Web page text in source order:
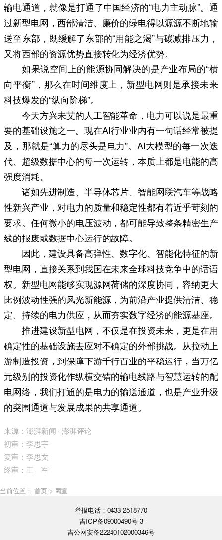
输电通道，就像是打通了中国经济的“电力主动脉”。通
过新型电网，西部清洁、廉价的绿电得以源源不断地输
送至东部，既缓解了东部的“用能之渴”与碳减排压力，
又将西部的资源优势直接转化为经济优势。
如果说空间上的能源协同解决的是产业布局的“横
向平衡”，那么在时间维度上，新型电网则是承接未来
科技爆发的“纵向阶梯”。
今天方兴未艾的人工智能革命，电力可以说是最重
要的基础设施之一。现在AI行业业内有一句话经常被提
及，那就是“算力的尽头是电力”。AI大模型的每一次迭
代、超级数据中心的每一次运转，本质上都是电能的高
强度消耗。
诸如先进制造、半导体芯片、智能网联汽车等战略
性新兴产业，对电力的质量和稳定性都有着近乎苛刻的
要求。任何微小的电压波动，都可能导致整条精密生产
线的报废或数据中心运行的故障。
因此，建设具备高弹性、数字化、智能化特征的新
型电网，直接关系到我国在未来全球科技竞争中的话语
权。新型电网能够实现源网荷储的深度协同，容纳更大
比例波动性强的风光新能源，为前沿产业提供清洁、稳
定、持续的电力供应，从而夯实数字经济的能源基座。
推进建设新型电网，不仅是在投资未来，更是在用
确定性的基础设施去应对不确定的外部挑战。从拉动上
游制造投资，到保障下游千行百业的平稳运行，当万亿
元级别的投资化作纵横交错的输电线路与智慧运转的配
电网络，我们打通的是电力的输送通道，也是产业升级
的突围通道与发展成果的共享通道。
来源：澎湃新闻 ∙ 澎湃评论
初审：李思宇
复审：李思文
终审：王 军
当前位置： 首页 > 网宣
举报电话：0433-2518770
吉ICP备09000490号-3
吉公网安备22240102000346号